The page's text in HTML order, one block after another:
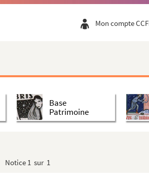
Mon compte
Base
Patrimoine
Notice 1 sur 1